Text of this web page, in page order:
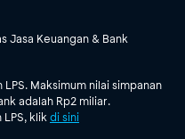
Jasa Keuangan & Bank
Maksimum nilai simpanan
adalah Rp2 miliar.
klik di sini